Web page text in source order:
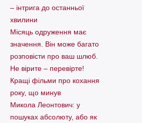
– інтрига до останньої
хвилини
Місяць одруження має
значення. Він може багато
розповісти про ваш шлюб.
Не вірите – перевірте!
Кращі фільми про кохання
року, що минув
Микола Леонтович: у
пошуках абсолюту, або як